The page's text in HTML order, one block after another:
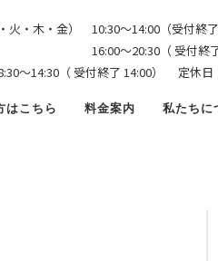
はこちら 料金案内 私たちに
火・木・金） 10:30〜14:00（受付終了
〜20:30（ 受付終了
〜14:30（ 受付終了 14:00） 定休